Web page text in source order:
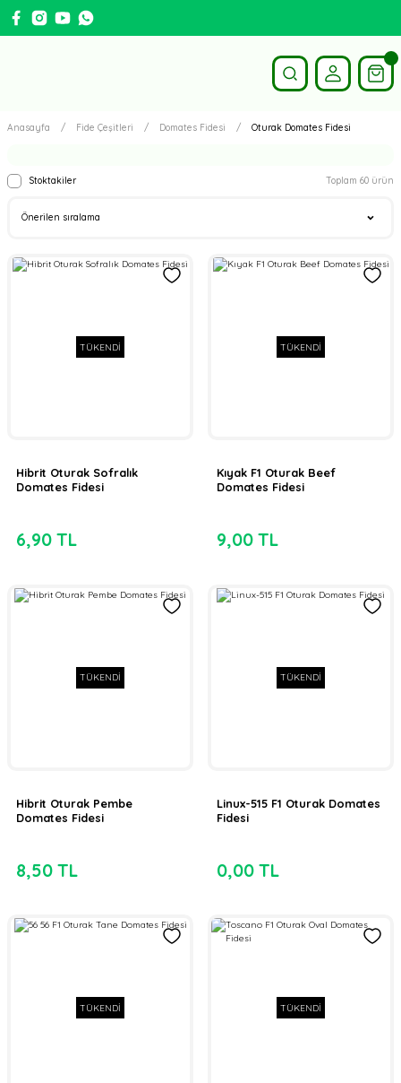
Anasayfa Fide Çeşitleri Domates Fidesi Oturak Domates Fidesi
Stoktakiler Toplam 60 ürün
TÜKENDİ
Hibrit Oturak Sofralık
Domates Fidesi
6,90 TL
TÜKENDİ
Kıyak F1 Oturak Beef
Domates Fidesi
9,00 TL
TÜKENDİ
Hibrit Oturak Pembe
Domates Fidesi
8,50 TL
TÜKENDİ
Linux-515 F1 Oturak Domates
Fidesi
0,00 TL
TÜKENDİ TÜKENDİ